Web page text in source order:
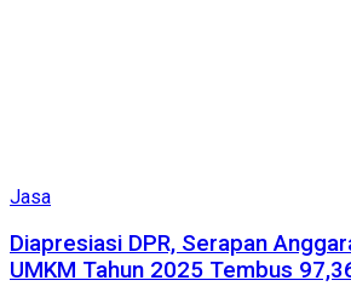
Jasa
Diapresiasi DPR, Serapan
UMKM Tahun 2025 Tembus